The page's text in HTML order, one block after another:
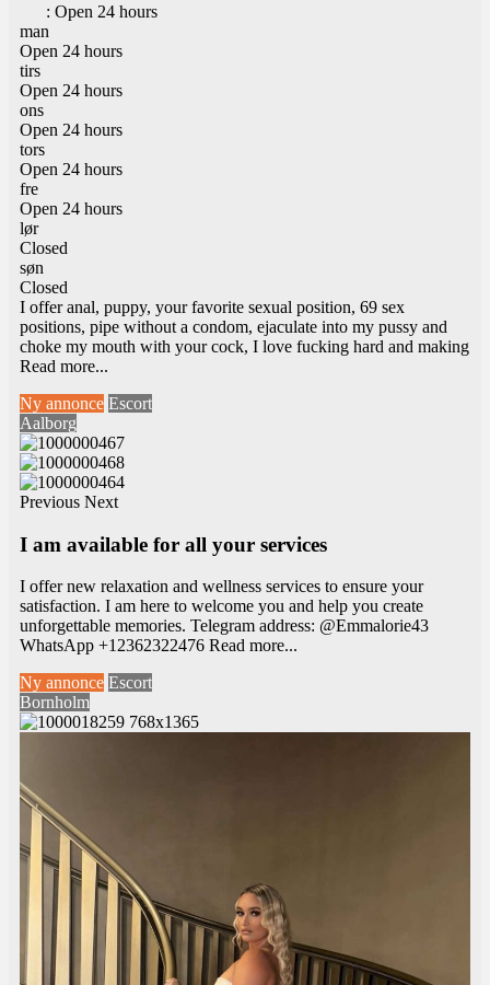
: Open 24 hours
man
Open 24 hours
tirs
Open 24 hours
ons
Open 24 hours
tors
Open 24 hours
fre
Open 24 hours
lør
Closed
søn
Closed
I offer anal, puppy, your favorite sexual position, 69 sex
positions, pipe without a condom, ejaculate into my pussy and
choke my mouth with your cock, I love fucking hard and making
Read more...
Ny annonce Escort
Aalborg
Previous Next
I am available for all your services
I offer new relaxation and wellness services to ensure your
satisfaction. I am here to welcome you and help you create
unforgettable memories. Telegram address: @Emmalorie43
WhatsApp +12362322476 Read more...
Ny annonce Escort
Bornholm